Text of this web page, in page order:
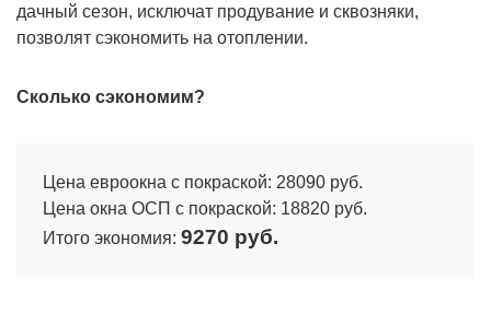
дачный сезон, исключат продувание и сквозняки,
позволят сэкономить на отоплении.
Сколько сэкономим?
Цена евроокна с покраской: 28090 руб.
Цена окна ОСП с покраской: 18820 руб.
Итого экономия: 9270 руб.